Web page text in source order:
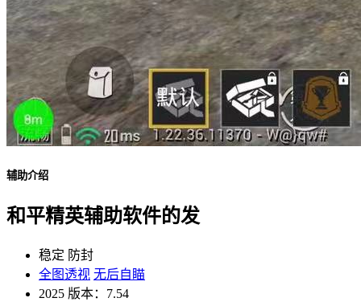
辅助介绍
和平精英辅助软件的发
稳定 防封
全图透视 无后自瞄
2025 版本：7.54